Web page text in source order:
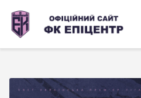
ОФІЦІЙНИЙ
ОФІЦІЙНИЙ САЙТ
Головна